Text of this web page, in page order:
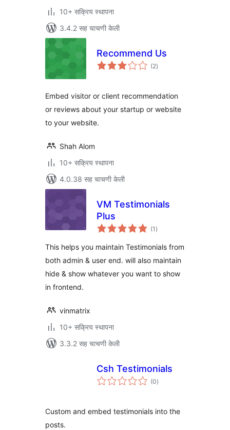
10+ सक्रिय स्थापना
3.4.2 सह चाचणी केली
Recommend Us
(2एकूण
मूल्यांकन
)
Embed visitor or client recommendation
or reviews about your startup or website
to your website.
Shah Alom
10+ सक्रिय स्थापना
4.0.38 सह चाचणी केली
VM Testimonials
Plus
(1 एकूण
मूल्यांकन
)
This helps you maintain Testimonials from
both admin & user end. will also maintain
hide & show whatever you want to show
in frontend.
vinmatrix
10+ सक्रिय स्थापना
3.3.2 सह चाचणी केली
Csh Testimonials
(0एकूण
मूल्यांकन
)
Custom and embed testimonials into the
posts.